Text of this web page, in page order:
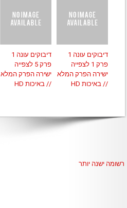
דיבוקים עונה 1
פרק 5 לצפייה
ישירה הפרק המלא
// באיכות HD
דיבוקים עונה 1
פרק 1 לצפייה
ישירה הפרק המלא
// באיכות HD
רשומה ישנה יותר